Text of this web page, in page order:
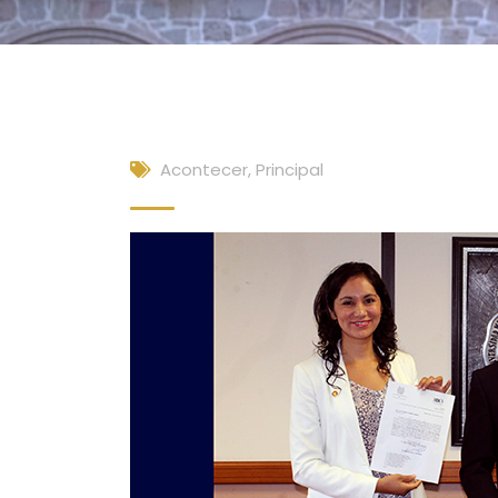
Acontecer, Principal